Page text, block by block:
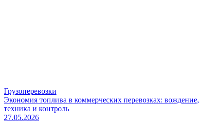
Грузоперевозки
Экономия топлива в коммерческих перевозках: вождение,
техника и контроль
27.05.2026